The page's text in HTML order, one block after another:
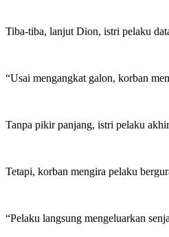
Tiba-tiba, lanjut Dion, istri pelaku
“Usai mengangkat galon, korban
Tanpa pikir panjang, istri pelaku
Tetapi, korban mengira pelaku
“Pelaku langsung mengeluarkan